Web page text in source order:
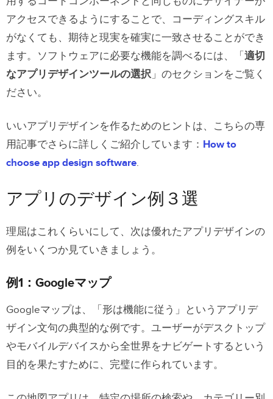
アクセスできるようにすることで、コーディングスキル
がなくても、期待と現実を確実に一致させることができ
ます。ソフトウェアに必要な機能を調べるには、「 適切
なアプリデザインツールの選択 」のセクションをご覧く
ださい。
いいアプリデザインを作るためのヒントは、こちらの専
用記事でさらに詳しくご紹介しています： How to
choose app design software.
アプリのデザイン例３選
理屈はこれくらいにして、次は優れたアプリデザインの
例をいくつか見ていきましょう。
例1：Googleマップ
Googleマップは、「形は機能に従う」というアプリデ
ザイン文句の典型的な例です。ユーザーがデスクトップ
やモバイルデバイスから全世界をナビゲートするという
目的を果たすために、完璧に作られています。